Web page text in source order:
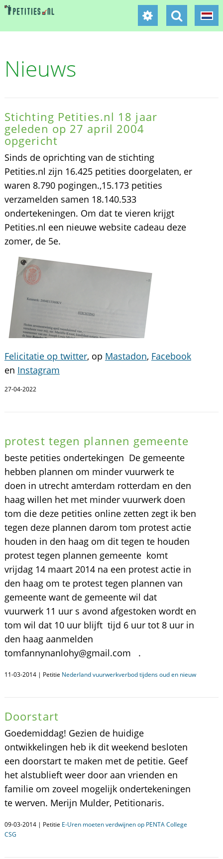
Nieuws
Stichting Petities.nl 18 jaar
geleden op 27 april 2004
opgericht
Sinds de oprichting van de stichting
Petities.nl zijn 16.425 petities doorgelaten, er
waren 8.790 pogingen.,15.173 petities
verzamelden samen 18.140.533
ondertekeningen. Om dat te vieren krijgt
Petities.nl een nieuwe website cadeau deze
zomer, de 5e.
Felicitatie op twitter, op Mastadon, Facebook
en Instagram
27-04-2022
protest tegen plannen gemeente
beste petities ondertekingen De gemeente
hebben plannen om minder vuurwerk te
doen in utrecht amterdam rotterdam en den
haag willen het met minder vuurwerk doen
tom die deze petities online zetten zegt ik ben
tegen deze plannen darom tom protest actie
houden in den haag om dit tegen te houden
protest tegen plannen gemeente komt
vrijdag 14 maart 2014 na een protest actie in
den haag om te protest tegen plannen van
gemeente want de gemeente wil dat
vuurwerk 11 uur s avond afgestoken wordt en
tom wil dat 10 uur blijft tijd 6 uur tot 8 uur in
den haag aanmelden
tomfannynanlohy@gmail.com .
11-03-2014 | Petitie Nederland vuurwerkverbod tijdens oud en nieuw
Doorstart
Goedemiddag! Gezien de huidige
ontwikkelingen heb ik dit weekend besloten
een doorstart te maken met de petitie. Geef
het alstublieft weer door aan vrienden en
familie om zoveel mogelijk ondertekeningen
te werven. Merijn Mulder, Petitionaris.
09-03-2014 | Petitie E-Uren moeten verdwijnen op PENTA College
CSG